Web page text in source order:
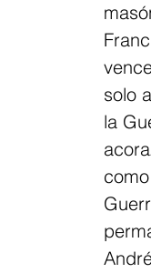
solo
la